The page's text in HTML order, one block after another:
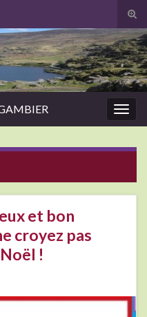
et bon
croyez pas
!